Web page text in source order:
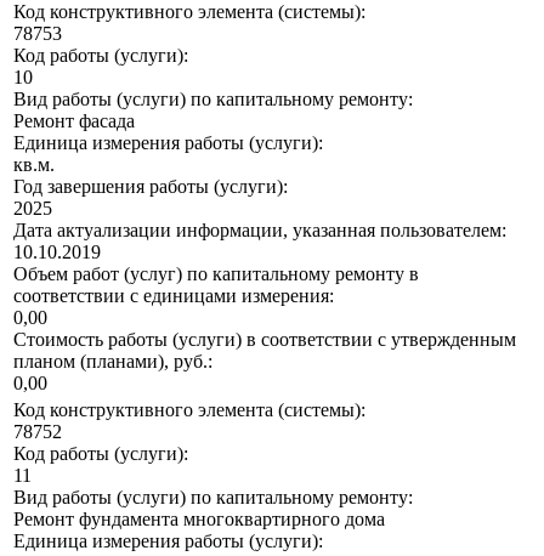
Код конструктивного элемента (системы):
78753
Код работы (услуги):
10
Вид работы (услуги) по капитальному ремонту:
Ремонт фасада
Единица измерения работы (услуги):
кв.м.
Год завершения работы (услуги):
2025
Дата актуализации информации, указанная пользователем:
10.10.2019
Объем работ (услуг) по капитальному ремонту в
соответствии с единицами измерения:
0,00
Стоимость работы (услуги) в соответствии с утвержденным
планом (планами), руб.:
0,00
Код конструктивного элемента (системы):
78752
Код работы (услуги):
11
Вид работы (услуги) по капитальному ремонту:
Ремонт фундамента многоквартирного дома
Единица измерения работы (услуги):